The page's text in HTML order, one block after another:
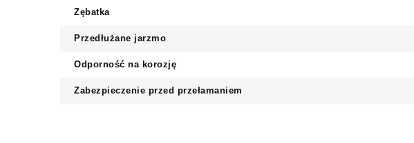
Zębatka
Przedłużane jarzmo
Odporność na korozję
Zabezpieczenie przed przełamaniem